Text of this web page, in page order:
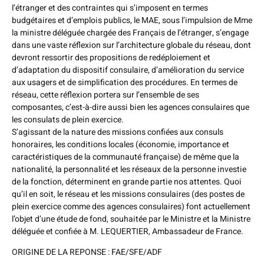
l’étranger et des contraintes qui s’imposent en termes
budgétaires et d’emplois publics, le MAE, sous l’impulsion de Mme
la ministre déléguée chargée des Français de l’étranger, s’engage
dans une vaste réflexion sur l’architecture globale du réseau, dont
devront ressortir des propositions de redéploiement et
d’adaptation du dispositif consulaire, d’amélioration du service
aux usagers et de simplification des procédures. En termes de
réseau, cette réflexion portera sur l’ensemble de ses
composantes, c’est-à-dire aussi bien les agences consulaires que
les consulats de plein exercice.
S’agissant de la nature des missions confiées aux consuls
honoraires, les conditions locales (économie, importance et
caractéristiques de la communauté française) de même que la
nationalité, la personnalité et les réseaux de la personne investie
de la fonction, déterminent en grande partie nos attentes. Quoi
qu’il en soit, le réseau et les missions consulaires (des postes de
plein exercice comme des agences consulaires) font actuellement
l’objet d’une étude de fond, souhaitée par le Ministre et la Ministre
déléguée et confiée à M. LEQUERTIER, Ambassadeur de France.
ORIGINE DE LA REPONSE : FAE/SFE/ADF